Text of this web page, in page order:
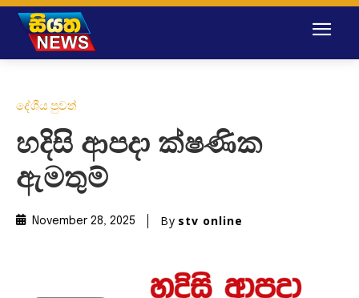
දේශීය පුවත්
හදිසි ආපදා ක්ෂණික
ඇමතුම්
November 28, 2025 By stv online